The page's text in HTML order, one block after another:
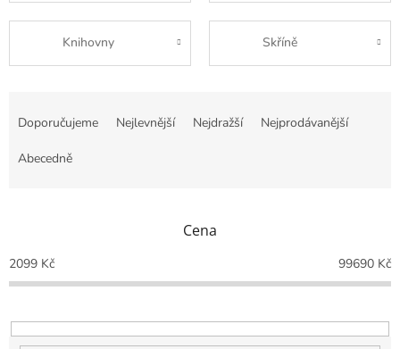
Knihovny Skříně
o
d
k
t
Doporučujeme Nejlevnější Nejdražší Nejprodávanější
Abecedně
Cena
2099 Kč 99690 Kč